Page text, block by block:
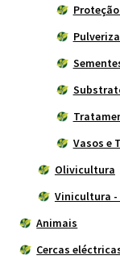
Vasos e
Olivicultura
Vinicultura
Animais
Cercas